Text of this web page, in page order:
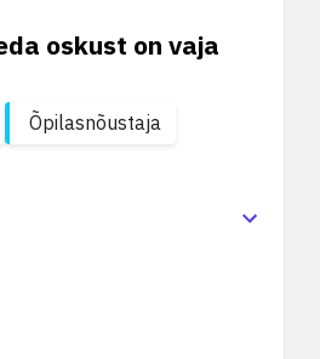
oskust on vaja
Õpilasnõustaja